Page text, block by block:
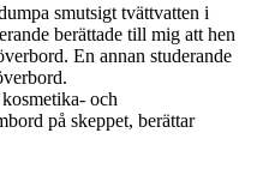
smutsigt tvättvatten i
berättade till mig att hen
En annan studerande
och
på skeppet, berättar